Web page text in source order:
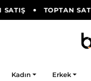
TOPTAN SATIŞ
Kadın Erkek